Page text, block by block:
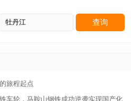
旅程起点
车轮，马鞍山钢铁成功逆袭实现国产化